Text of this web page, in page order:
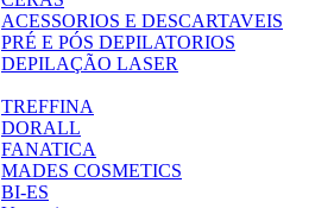
ACESSORIOS E DESCARTAVEIS
PRÉ E PÓS DEPILATORIOS
DEPILAÇÃO LASER
TREFFINA
DORALL
FANATICA
MADES COSMETICS
BI-ES